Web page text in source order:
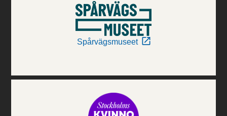
Spårvägsmuseet